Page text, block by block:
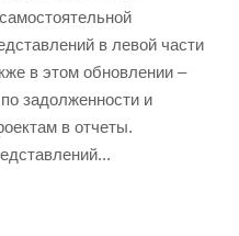
в левой части
в этом обновлении –
задолженности и
в отчеты.